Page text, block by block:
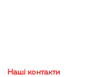
Нашi контакти